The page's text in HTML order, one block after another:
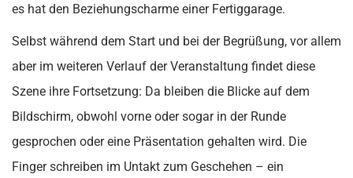
es hat den Beziehungscharme einer Fertiggarage.
Selbst während dem Start und bei der Begrüßung, vor allem
aber im weiteren Verlauf der Veranstaltung findet diese
Szene ihre Fortsetzung: Da bleiben die Blicke auf dem
Bildschirm, obwohl vorne oder sogar in der Runde
gesprochen oder eine Präsentation gehalten wird. Die
Finger schreiben im Untakt zum Geschehen – ein